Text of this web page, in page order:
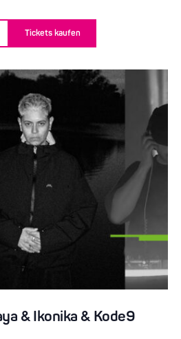
Tickets kaufen
& Ikonika & Kode9